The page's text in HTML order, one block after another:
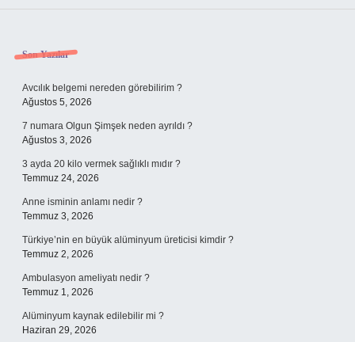
Sidebar
Son Yazılar
Avcılık belgemi nereden görebilirim ?
Ağustos 5, 2026
7 numara Olgun Şimşek neden ayrıldı ?
Ağustos 3, 2026
3 ayda 20 kilo vermek sağlıklı mıdır ?
Temmuz 24, 2026
Anne isminin anlamı nedir ?
Temmuz 3, 2026
Türkiye’nin en büyük alüminyum üreticisi kimdir ?
Temmuz 2, 2026
Ambulasyon ameliyatı nedir ?
Temmuz 1, 2026
Alüminyum kaynak edilebilir mi ?
Haziran 29, 2026